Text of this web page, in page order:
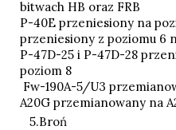
bitwach HB oraz FRB
P-40E przeniesiony na
przeniesiony z poziomu 6
P-47D-25 i P-47D-28
poziom 8
Fw-190A-5/U3
A20G przemianowany na
5.Broń